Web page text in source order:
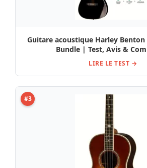
Guitare acoustique Harley Benton
Bundle | Test, Avis &
LIRE LE TEST →
#3